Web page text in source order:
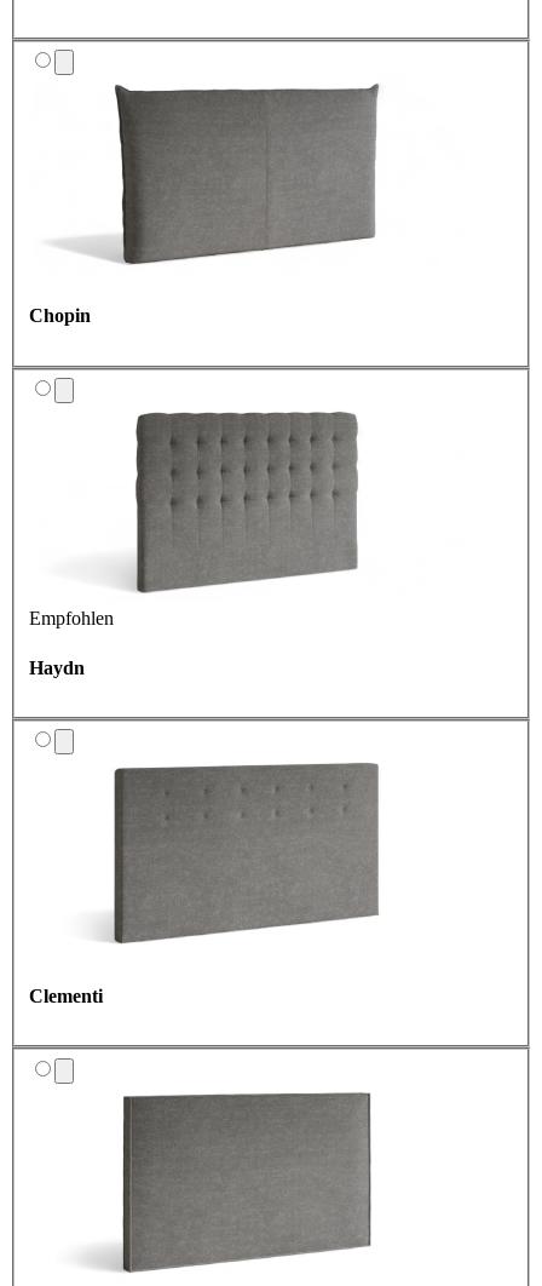
Chopin
Empfohlen
Haydn
Clementi